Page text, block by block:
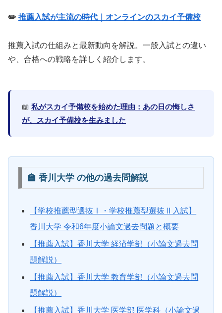
✏️ 推薦入試が主流の時代｜オンラインのスカイ予備校
推薦入試の仕組みと最新動向を解説。一般入試との違い
や、合格への戦略を詳しく紹介します。
📖 私がスカイ予備校を始めた理由：あの日の悔しさ
が、スカイ予備校を生みました
🏫 香川大学 の他の過去問解説
【学校推薦型選抜Ⅰ・学校推薦型選抜Ⅱ入試】
香川大学 令和6年度小論文過去問題と概要
【推薦入試】香川大学 経済学部（小論文過去問
題解説）
【推薦入試】香川大学 教育学部（小論文過去問
題解説）
【推薦入試】香川大学 医学部 医学科（小論文過